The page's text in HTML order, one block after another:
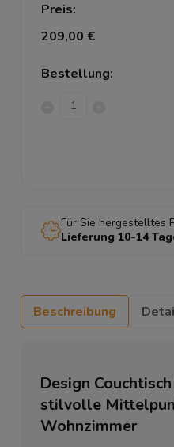
Preis:
209,00 €
Bestellung:
Für Sie hergestelltes
Lieferung 10-14
Beschreibung
Design
stilvolle
Wohnzimmer